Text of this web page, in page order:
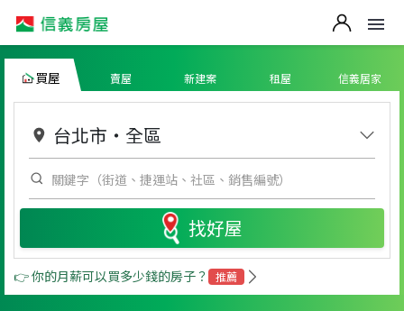
買屋 賣屋 新建案 租屋 信義居家
台北市 ・ 全區
找好屋
👉 你的月薪可以買多少錢的房子？ 推薦